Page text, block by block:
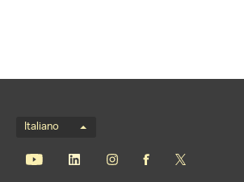
Menu della lingua
Italiano